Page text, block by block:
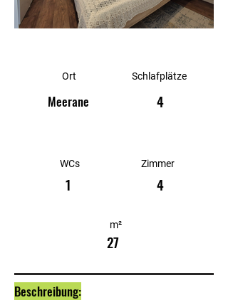
Ort
Meerane
WCs
1
Schlafplätze
4
Zimmer
4
m²
27
Beschreibung: